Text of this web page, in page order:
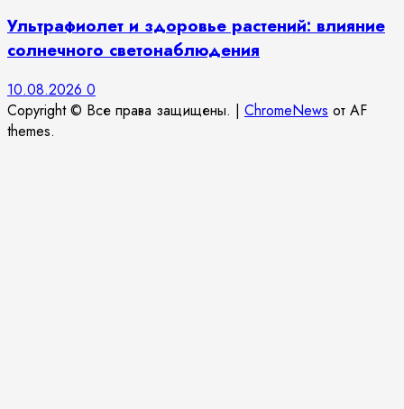
Ультрафиолет и здоровье растений: влияние
солнечного светонаблюдения
10.08.2026 0
Copyright © Все права защищены. | ChromeNews от AF
themes.